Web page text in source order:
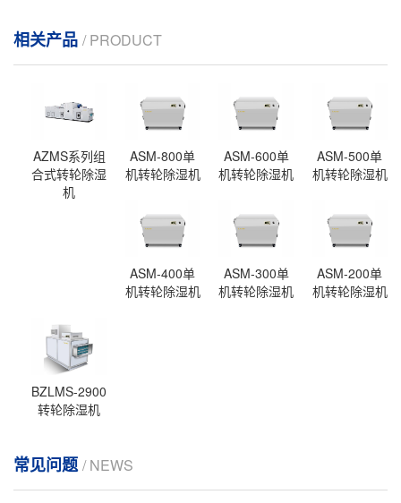
相关产品 / PRODUCT
AZMS系列组
合式转轮除湿
机
ASM-800单
机转轮除湿机
ASM-600单
机转轮除湿机
ASM-500单
机转轮除湿机
ASM-400单
机转轮除湿机
ASM-300单
机转轮除湿机
ASM-200单
机转轮除湿机
BZLMS-2900
转轮除湿机
常见问题/ NEWS